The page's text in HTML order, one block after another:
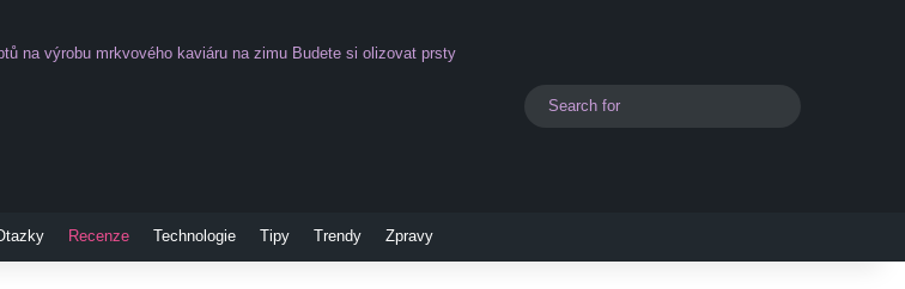
na výrobu mrkvového kaviáru na zimu Budete si olizovat prsty
Switch skin
Recenze Technologie Tipy Trendy Zpravy